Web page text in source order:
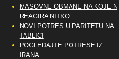
MASOVNE OBMANE NA KOJE NE
REAGIRA NITKO
NOVI POTRES U PARITETU NA
TABLICI
POGLEDAJTE POTRESE IZ
IRANA